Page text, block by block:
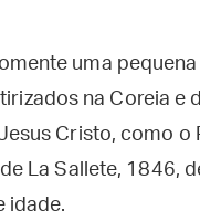
uma
na Coreia e
Cristo, como o
La Sallete, 1846,
idade.